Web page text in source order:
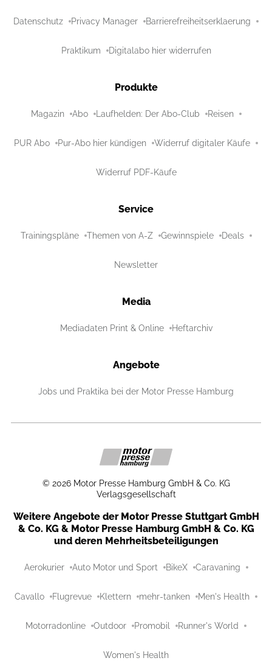
Datenschutz Privacy Manager Barrierefreiheitserklaerung
Praktikum Digitalabo hier widerrufen
Produkte
Magazin Abo Laufhelden: Der Abo-Club Reisen
PUR Abo Pur-Abo hier kündigen Widerruf digitaler Käufe
Widerruf PDF-Käufe
Service
Trainingspläne Themen von A-Z Gewinnspiele Deals
Newsletter
Media
Mediadaten Print & Online Heftarchiv
Angebote
Jobs und Praktika bei der Motor Presse Hamburg
© 2026 Motor Presse Hamburg GmbH & Co. KG
Verlagsgesellschaft
Weitere Angebote der Motor Presse Stuttgart GmbH
& Co. KG & Motor Presse Hamburg GmbH & Co. KG
und deren Mehrheitsbeteiligungen
Aerokurier Auto Motor und Sport BikeX Caravaning
Cavallo Flugrevue Klettern mehr-tanken Men's Health
Motorradonline Outdoor Promobil Runner's World
Women's Health